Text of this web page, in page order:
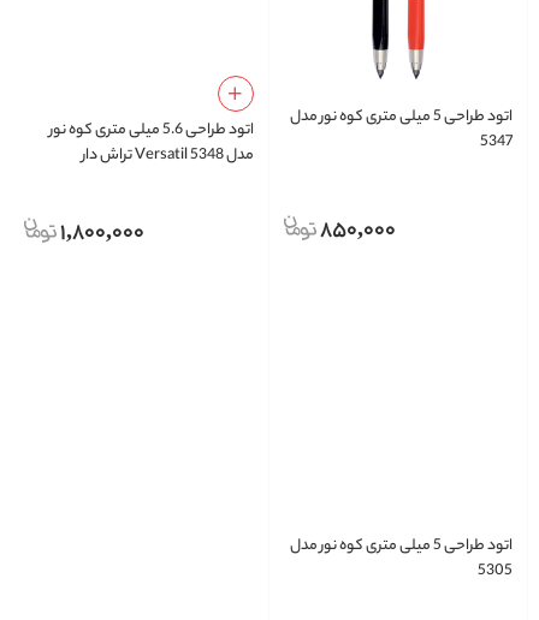
اتود طراحی 5 میلی متری کوه نور مدل
5347
850,000
اتود طراحی 5.6 میلی متری کوه نور
مدل Versatil 5348 تراش دار
1,800,000
اتود طراحی 5 میلی متری کوه نور مدل
5305